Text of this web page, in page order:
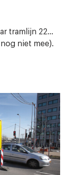
tramlijn 22...
niet mee).